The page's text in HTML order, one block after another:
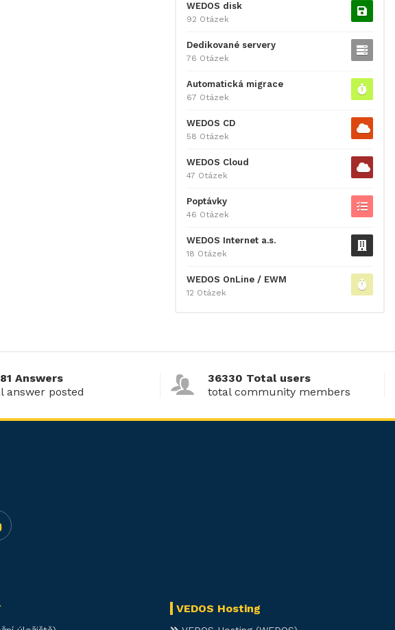
WEDOS disk
92 Otázek
Dedikované servery
76 Otázek
Automatická migrace
67 Otázek
WEDOS CD
58 Otázek
WEDOS Cloud
47 Otázek
Poptávky
46 Otázek
WEDOS Internet a.s.
18 Otázek
WEDOS OnLine / EWM
12 Otázek
Answers
answer posted
36330 Total users
total community members
VEDOS Hosting